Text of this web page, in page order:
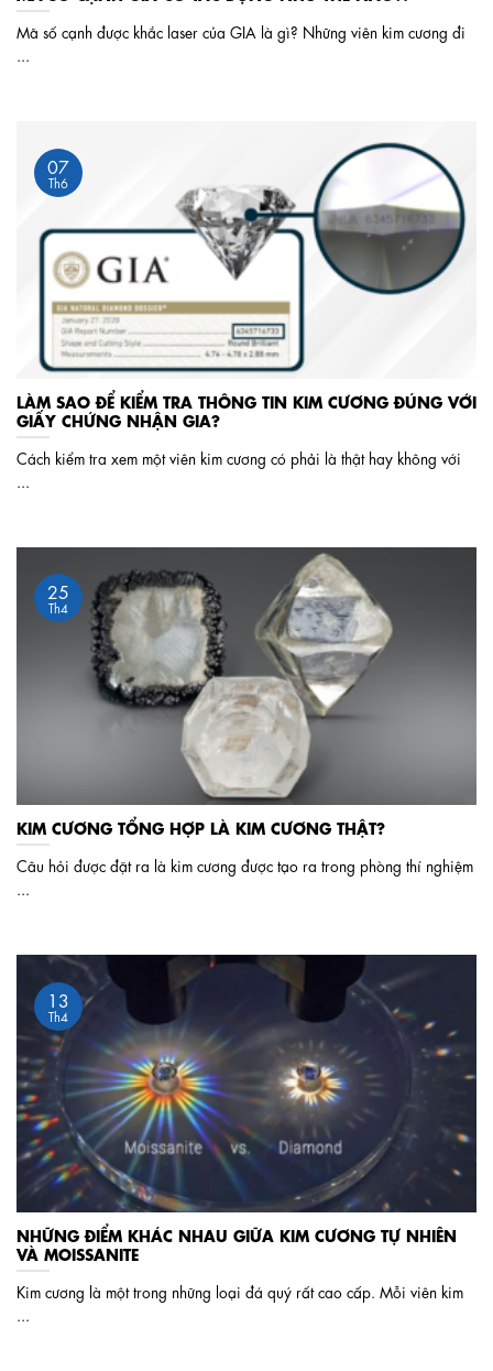
Mã số cạnh được khắc laser của GIA là gì? Những viên kim cương đi
LÀM SAO ĐỂ KIỂM TRA THÔNG TIN KIM CƯƠNG ĐÚNG VỚI
GIẤY CHỨNG NHẬN GIA?
Cách kiểm tra xem một viên kim cương có phải là thật hay không với
07
Th6
KIM CƯƠNG TỔNG HỢP LÀ KIM CƯƠNG THẬT?
Câu hỏi được đặt ra là kim cương được tạo ra trong phòng thí nghiệm
25
Th4
NHỮNG ĐIỂM KHÁC NHAU GIỮA KIM CƯƠNG TỰ NHIÊN
VÀ MOISSANITE
Kim cương là một trong những loại đá quý rất cao cấp. Mỗi viên kim
13
Th4